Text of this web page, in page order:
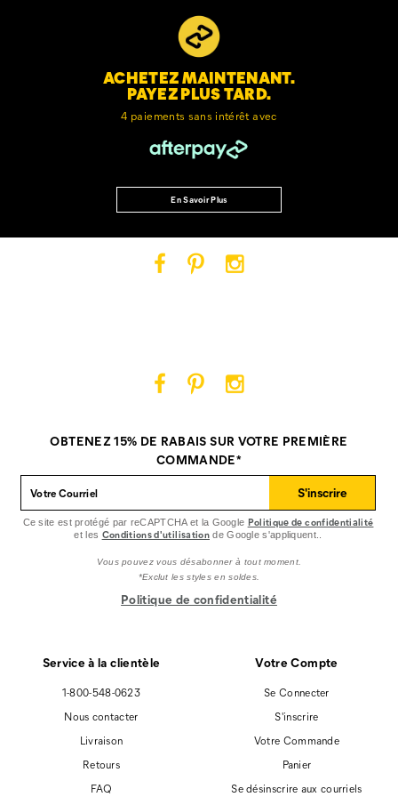
ACHETEZ MAINTENANT.
PAYEZ PLUS TARD.
4 paiements sans intérêt avec
En Savoir Plus
Service à la clientèle
1-800-548-0623
Nous contacter
Livraison
Retours
FAQ
Votre Compte
Se Connecter
S'inscrire
Votre Commande
Panier
Se désinscrire aux courriels
sur
Facebook
sur
Pinterest
sur
Instagram
OBTENEZ 15% DE RABAIS SUR VOTRE PREMIÈRE
COMMANDE*
S'inscrire
Ce site est protégé par reCAPTCHA et la Google Politique de confidentialité
et les Conditions d'utilisation de Google s'appliquent..
Vous pouvez vous désabonner à tout moment.
*Exclut les styles en soldes.
Politique de confidentialité